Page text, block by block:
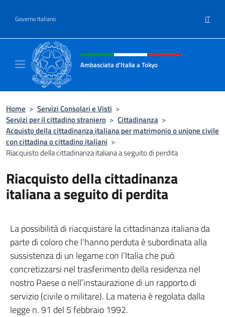
Governo Italiano IT
Intestazione sito, social e menù
Ambasciata d'Italia a Tokyo
Home > Servizi Consolari e Visti >
Servizi per il cittadino straniero > Cittadinanza >
Acquisto della cittadinanza italiana per matrimonio o unione civile
con cittadina o cittadino italiani >
Riacquisto della cittadinanza italiana a seguito di perdita
Riacquisto della cittadinanza
italiana a seguito di perdita
La possibilità di riacquistare la cittadinanza italiana da
parte di coloro che l’hanno perduta è subordinata alla
sussistenza di un legame con l’Italia che può
concretizzarsi nel trasferimento della residenza nel
nostro Paese o nell’instaurazione di un rapporto di
servizio (civile o militare). La materia è regolata dalla
legge n. 91 del 5 febbraio 1992.